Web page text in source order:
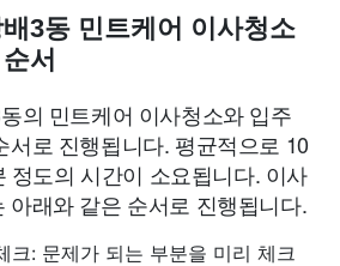
3동 민트케어 이사청소
서
의 민트케어 이사청소와 입주
서로 진행됩니다. 평균적으로 10
정도의 시간이 소요됩니다. 이사
아래와 같은 순서로 진행됩니다.
크: 문제가 되는 부분을 미리 체크